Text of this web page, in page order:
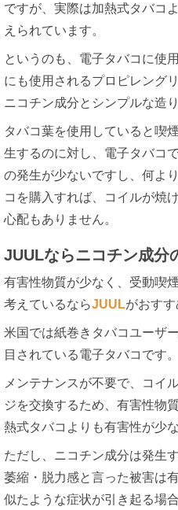
ですが、実際は加熱式タバコ
えられています。
というのも、電子タバコに使
にも使用されるプロピレング
ニコチン成分とシンプルな造
タバコ葉を使用していると喫
生するのに対し、電子タバコ
の発生が少ないですし、何よ
コを購入すれば、コイルが焼
心配もありません。
JUULならニコチン成分
有害性物質が少なく、受動喫
考えているならJUULがおすす
米国では紙巻きタバコユーザ
目されている電子タバコです。
メンテナンスが不要で、コイ
ジを交換するため、有害性物
熱式タバコよりも有害性が少
ただし、ニコチン成分は発生
萎縮・脱力感と言った被害は
似たような症状が引き起る場